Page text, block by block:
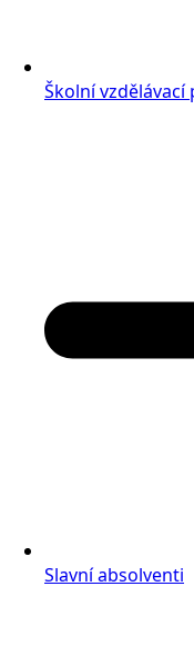
Školní
Slavní absolventi